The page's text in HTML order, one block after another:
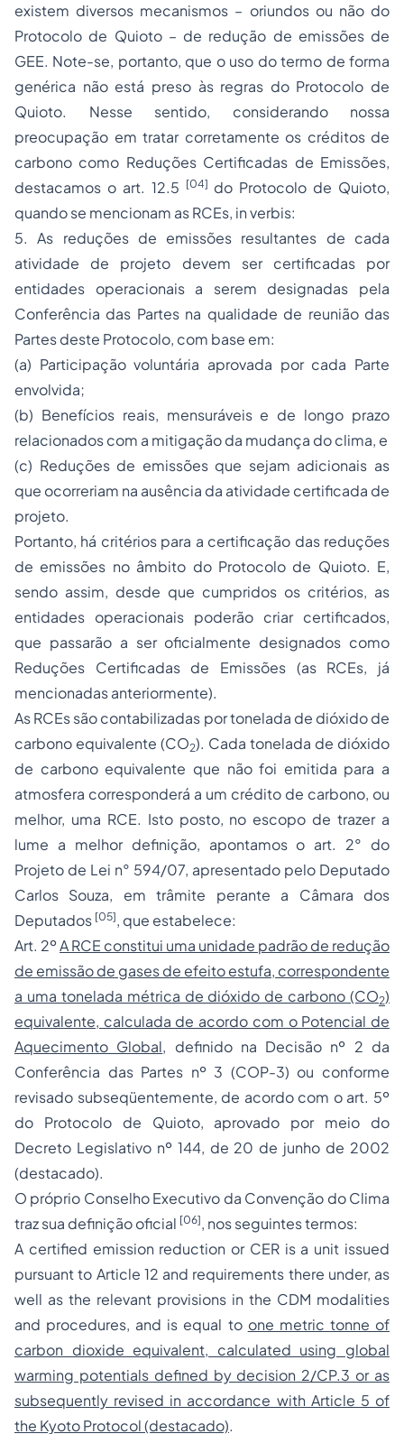
existem diversos mecanismos – oriundos ou não do
Protocolo de Quioto – de redução de emissões de
GEE. Note-se, portanto, que o uso do termo de forma
genérica não está preso às regras do Protocolo de
Quioto. Nesse sentido, considerando nossa
preocupação em tratar corretamente os créditos de
carbono como Reduções Certificadas de Emissões,
destacamos o art. 12.5 [04] do Protocolo de Quioto,
quando se mencionam as RCEs, in verbis:
5. As reduções de emissões resultantes de cada
atividade de projeto devem ser certificadas por
entidades operacionais a serem designadas pela
Conferência das Partes na qualidade de reunião das
Partes deste Protocolo, com base em:
(a) Participação voluntária aprovada por cada Parte
envolvida;
(b) Benefícios reais, mensuráveis e de longo prazo
relacionados com a mitigação da mudança do clima, e
(c) Reduções de emissões que sejam adicionais as
que ocorreriam na ausência da atividade certificada de
projeto.
Portanto, há critérios para a certificação das reduções
de emissões no âmbito do Protocolo de Quioto. E,
sendo assim, desde que cumpridos os critérios, as
entidades operacionais poderão criar certificados,
que passarão a ser oficialmente designados como
Reduções Certificadas de Emissões (as RCEs, já
mencionadas anteriormente).
As RCEs são contabilizadas por tonelada de dióxido de
carbono equivalente (CO2). Cada tonelada de dióxido
de carbono equivalente que não foi emitida para a
atmosfera corresponderá a um crédito de carbono, ou
melhor, uma RCE. Isto posto, no escopo de trazer a
lume a melhor definição, apontamos o art. 2° do
Projeto de Lei n° 594/07, apresentado pelo Deputado
Carlos Souza, em trâmite perante a Câmara dos
Deputados [05], que estabelece:
Art. 2ºA RCE constitui uma unidade padrão de redução
de emissão de gases de efeito estufa, correspondente
a uma tonelada métrica de dióxido de carbono (CO2)
equivalente, calculada de acordo com o Potencial de
Aquecimento Global, definido na Decisão nº 2 da
Conferência das Partes nº 3 (COP-3) ou conforme
revisado subseqüentemente, de acordo com o art. 5º
do Protocolo de Quioto, aprovado por meio do
Decreto Legislativo nº 144, de 20 de junho de 2002
(destacado).
O próprio Conselho Executivo da Convenção do Clima
traz sua definição oficial [06], nos seguintes termos:
A certified emission reduction or CER is a unit issued
pursuant to Article 12 and requirements there under, as
well as the relevant provisions in the CDM modalities
and procedures, and is equal to one metric tonne of
carbon dioxide equivalent, calculated using global
warming potentials defined by decision 2/CP.3 or as
subsequently revised in accordance with Article 5 of
the Kyoto Protocol (destacado).